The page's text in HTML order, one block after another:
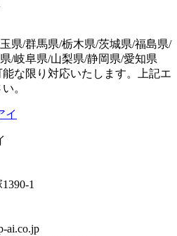
県/群馬県/栃木県/茨城県/福島県/
/岐阜県/山梨県/静岡県/愛知県
な限り対応いたします。上記エ
。
1
ai.co.jp